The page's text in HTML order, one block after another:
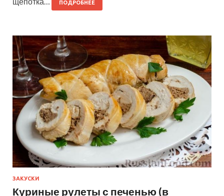
ПОДРОБНЕЕ
ЗАКУСКИ
Куриные рулеты с печенью (в